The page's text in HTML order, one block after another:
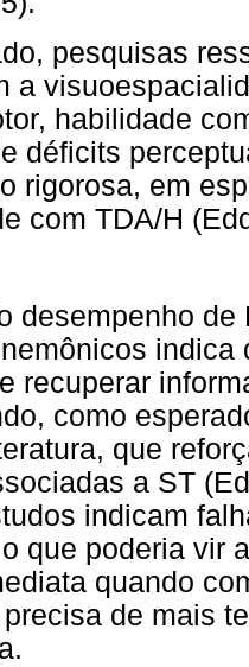
pesquisas
a
habilidade
déficits
rigorosa, em
com TDA/H
desempenho
indica
recuperar
como
que
a ST
indicam
que poderia vir
quando
de mais